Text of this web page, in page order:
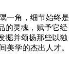
一角，细节始终是
的灵魂，赋予它经
掘并颂扬那些以独
美学的杰出人才。